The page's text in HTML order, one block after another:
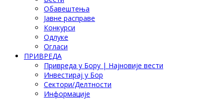
Обавештења
Јавне расправе
Конкурси
Одлуке
Огласи
ПРИВРЕДА
Привреда у Бору | Најновије вести
Инвестирај у Бор
Сектори/Делтности
Информације